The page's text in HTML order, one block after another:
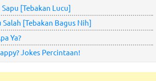
[Tebakan Lucu]
[Tebakan Bagus Nih]
Ya?
Jokes Percintaan!